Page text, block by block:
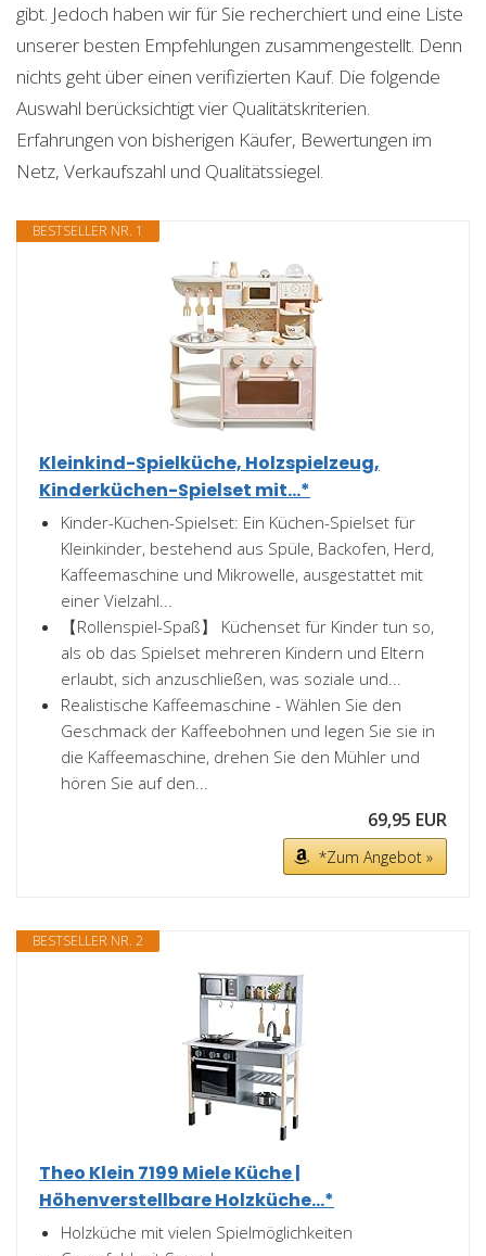
gibt. Jedoch haben wir für Sie recherchiert und eine Liste
unserer besten Empfehlungen zusammengestellt. Denn
nichts geht über einen verifizierten Kauf. Die folgende
Auswahl berücksichtigt vier Qualitätskriterien.
Erfahrungen von bisherigen Käufer, Bewertungen im
Netz, Verkaufszahl und Qualitätssiegel.
BESTSELLER NR. 1
Kleinkind-Spielküche, Holzspielzeug,
Kinderküchen-Spielset mit...*
Kinder-Küchen-Spielset: Ein Küchen-Spielset für
Kleinkinder, bestehend aus Spüle, Backofen, Herd,
Kaffeemaschine und Mikrowelle, ausgestattet mit
einer Vielzahl...
【Rollenspiel-Spaß】 Küchenset für Kinder tun so,
als ob das Spielset mehreren Kindern und Eltern
erlaubt, sich anzuschließen, was soziale und...
Realistische Kaffeemaschine - Wählen Sie den
Geschmack der Kaffeebohnen und legen Sie sie in
die Kaffeemaschine, drehen Sie den Mühler und
hören Sie auf den...
69,95 EUR
*Zum Angebot »
BESTSELLER NR. 2
Theo Klein 7199 Miele Küche |
Höhenverstellbare Holzküche...*
Holzküche mit vielen Spielmöglichkeiten